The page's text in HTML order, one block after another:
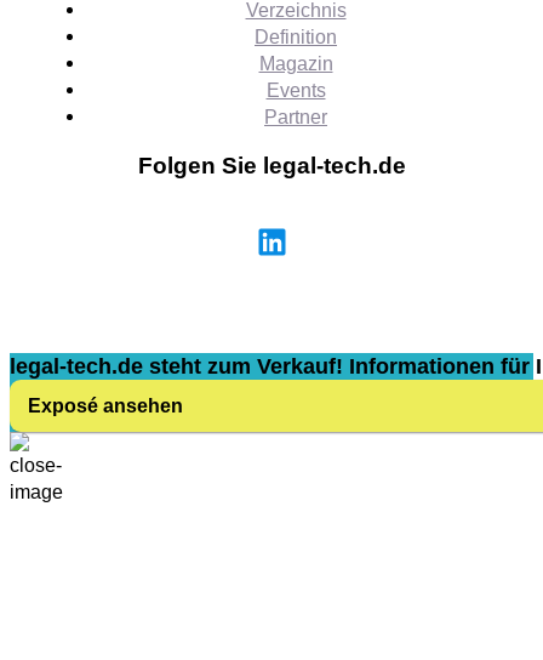
Verzeichnis
Definition
Magazin
Events
Partner
Folgen Sie legal-tech.de
legal-tech.de steht zum Verkauf! Informationen für
Exposé ansehen